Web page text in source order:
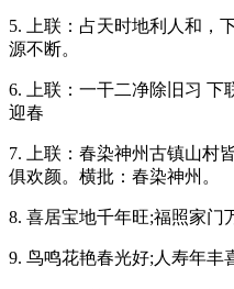
5. 上联：占天时地利人和，
源不断。
6. 上联：一干二净除旧习 下
迎春
7. 上联：春染神州古镇山村
俱欢颜。横批：春染神州。
8. 喜居宝地千年旺;福照家门
9. 鸟鸣花艳春光好;人寿年丰